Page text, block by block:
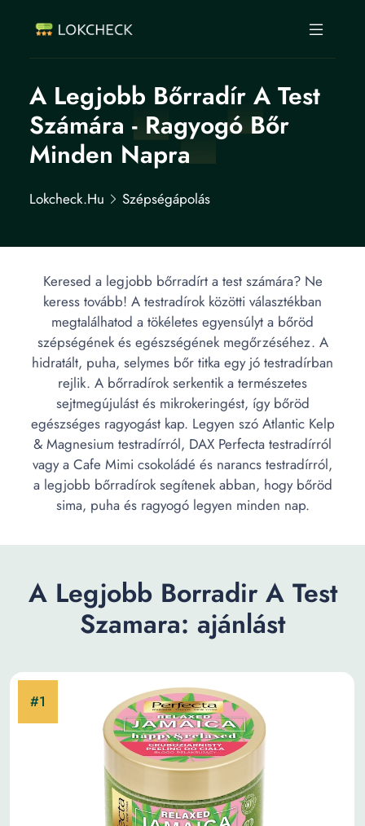
A Legjobb Bőrradír A Test
Számára - Ragyogó Bőr
Minden Napra
Lokcheck.hu Szépségápolás
Keresed a legjobb bőrradírt a test számára? Ne
keress tovább! A testradírok közötti választékban
megtalálhatod a tökéletes egyensúlyt a bőröd
szépségének és egészségének megőrzéséhez. A
hidratált, puha, selymes bőr titka egy jó testradírban
rejlik. A bőrradírok serkentik a természetes
sejtmegújulást és mikrokeringést, így bőröd
egészséges ragyogást kap. Legyen szó Atlantic Kelp
& Magnesium testradírról, DAX Perfecta testradírról
vagy a Cafe Mimi csokoládé és narancs testradírról,
a legjobb bőrradírok segítenek abban, hogy bőröd
sima, puha és ragyogó legyen minden nap.
A Legjobb Borradir A Test
Szamara: ajánlást